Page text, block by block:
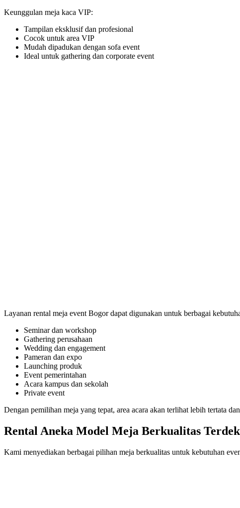
Keunggulan meja kaca VIP:
Tampilan eksklusif dan profesional
Cocok untuk area VIP
Mudah dipadukan dengan sofa event
Ideal untuk gathering dan corporate event
Layanan rental meja event Bogor dapat digunakan untuk berbagai
Seminar dan workshop
Gathering perusahaan
Wedding dan engagement
Pameran dan expo
Launching produk
Event pemerintahan
Acara kampus dan sekolah
Private event
Dengan pemilihan meja yang tepat, area acara akan terlihat lebih tertata
Rental Aneka Model Meja Berkualitas
Kami menyediakan berbagai pilihan meja berkualitas untuk kebutuhan